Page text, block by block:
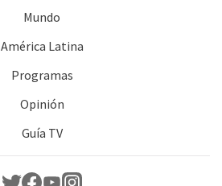
Mundo
América Latina
Programas
Opinión
Guía TV